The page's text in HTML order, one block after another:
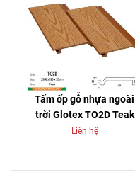
Tấm ốp gỗ nhựa ngoài
trời Glotex TO2D Teak
Liên hệ